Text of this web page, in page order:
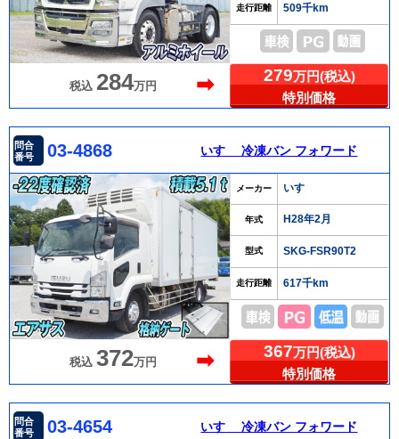
走行距離 509千km
税込 284万円 ➡ 279万円(税込)
特別価格
問合
番号
03-4868 いすゞ 冷凍バン フォワード
メーカー いすゞ
年式 H28年2月
型式 SKG-FSR90T2
走行距離 617千km
税込 372万円 ➡ 367万円(税込)
特別価格
問合
番号
03-4654 いすゞ 冷凍バン フォワード